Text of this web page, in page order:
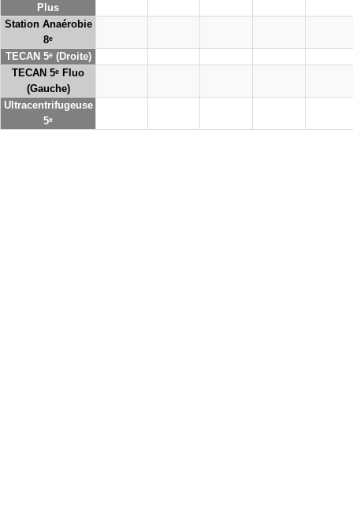
Plus
Station Anaérobie
8ᵉ
TECAN 5ᵉ (Droite)
TECAN 5ᵉ Fluo
(Gauche)
Ultracentrifugeuse
5ᵉ